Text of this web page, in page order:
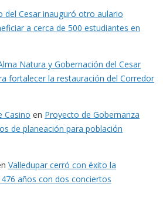
del Cesar inauguró otro aulario
a cerca de 500 estudiantes en
Natura y Gobernación del Cesar
fortalecer la restauración del Corredor
Casino en Proyecto de Gobernanza
de planeación para población
Valledupar cerró con éxito la
años con dos conciertos